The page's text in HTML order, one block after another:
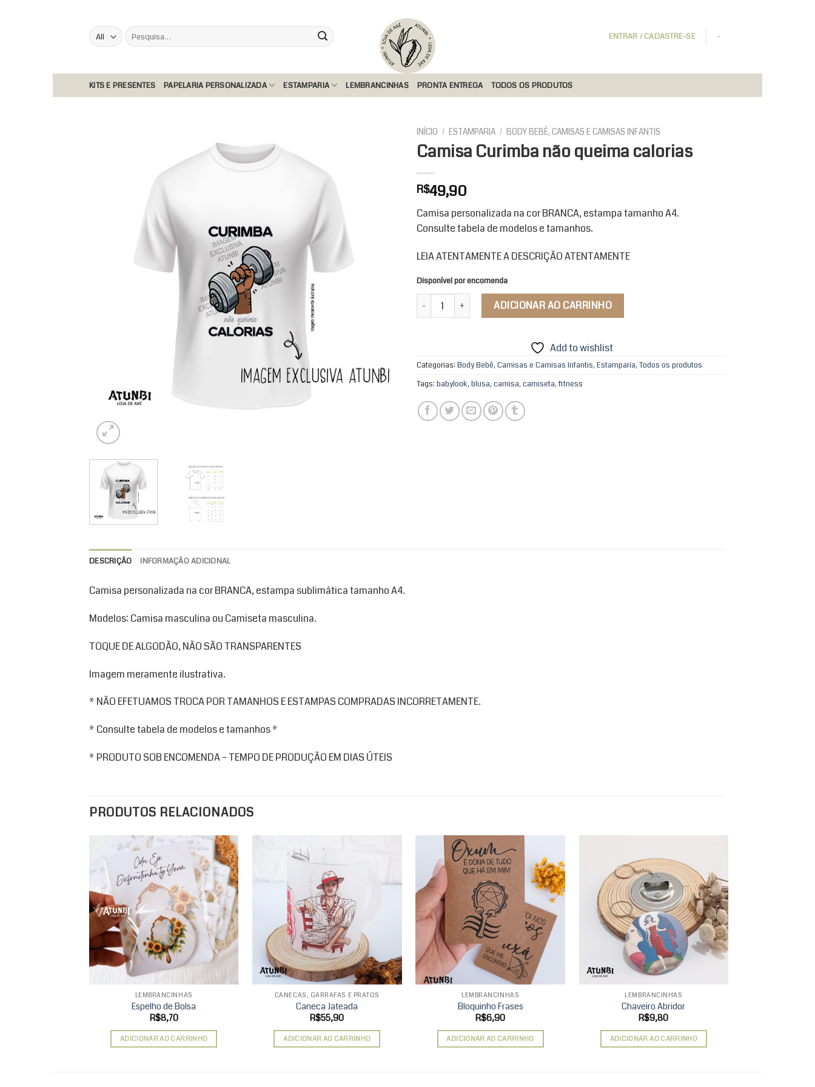
Pesquisar
por:
ENTRAR / CADASTRE-SE -
KITS E PRESENTES PAPELARIA PERSONALIZADA ESTAMPARIA LEMBRANCINHAS PRONTA ENTREGA TODOS OS PRODUTOS
INÍCIO / ESTAMPARIA / BODY BEBÊ, CAMISAS E CAMISAS INFANTIS
Camisa Curimba não queima calorias
R$49,90
Camisa personalizada na cor BRANCA, estampa tamanho A4.
Consulte tabela de modelos e tamanhos.
LEIA ATENTAMENTE A DESCRIÇÃO ATENTAMENTE
Disponível por encomenda
Camisa Curimba não queima calorias quantidade
ADICIONAR AO CARRINHO
Add to wishlist
Categorias: Body Bebê, Camisas e Camisas Infantis, Estamparia, Todos os produtos
Tags: babylook, blusa, camisa, camiseta, fitness
DESCRIÇÃO INFORMAÇÃO ADICIONAL
Camisa personalizada na cor BRANCA, estampa sublimática tamanho A4.
Modelos: Camisa masculina ou Camiseta masculina.
TOQUE DE ALGODÃO, NÃO SÃO TRANSPARENTES
Imagem meramente ilustrativa.
* NÃO EFETUAMOS TROCA POR TAMANHOS E ESTAMPAS COMPRADAS INCORRETAMENTE.
* Consulte tabela de modelos e tamanhos *
* PRODUTO SOB ENCOMENDA – TEMPO DE PRODUÇÃO EM DIAS ÚTEIS
PRODUTOS RELACIONADOS
Add to
wishlist
LEMBRANCINHAS
Espelho de Bolsa
R$8,70
ADICIONAR AO CARRINHO
CANECAS, GARRAFAS E PRATOS
Caneca Jateada
R$55,90
ADICIONAR AO CARRINHO
Add to
wishlist
LEMBRANCINHAS
Bloquinho Frases
R$6,90
ADICIONAR AO CARRINHO
Add to
wishlist
LEMBRANCINHAS
Chaveiro Abridor
R$9,80
ADICIONAR AO CARRINHO